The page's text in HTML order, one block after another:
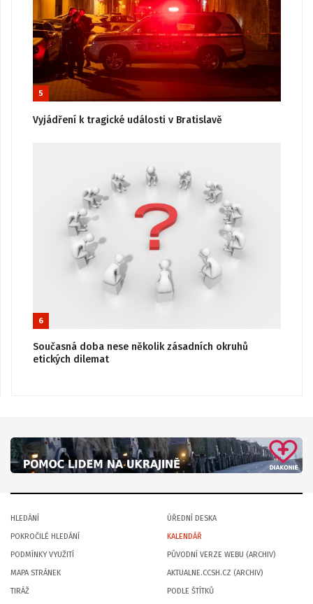
5
Vyjádření k tragické události v Bratislavě
6
Současná doba nese několik zásadních okruhů
etických dilemat
HLEDÁNÍ
POKROČILÉ HLEDÁNÍ
PODMÍNKY VYUŽITÍ
MAPA STRÁNEK
TIRÁŽ
ÚŘEDNÍ DESKA
KALENDÁŘ
PŮVODNÍ VERZE WEBU (ARCHIV)
AKTUALNE.CCSH.CZ (ARCHIV)
PODLE ŠTÍTKŮ